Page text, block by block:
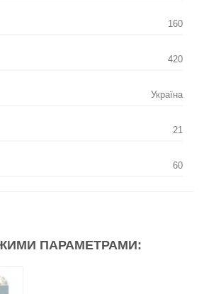
160
420
Україна
21
60
ПАРАМЕТРАМИ: